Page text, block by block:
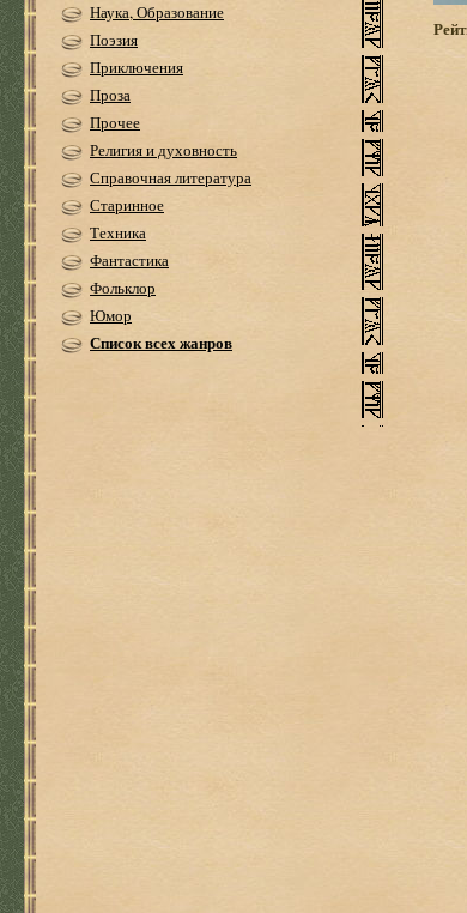
Наука, Образование
Поэзия
Приключения
Проза
Прочее
Религия и духовность
Справочная литература
Старинное
Техника
Фантастика
Фольклор
Юмор
Список всех жанров